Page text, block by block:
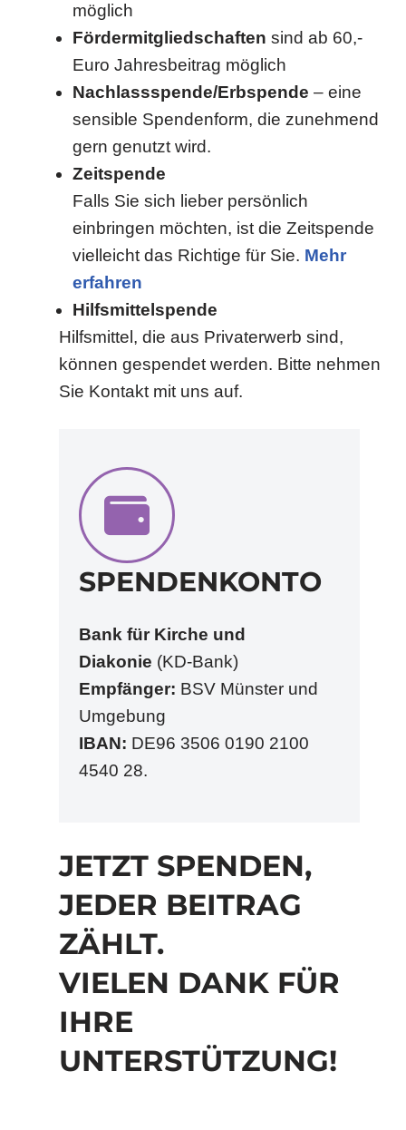
möglich
Fördermitgliedschaften sind ab 60,-
Euro Jahresbeitrag möglich
Nachlassspende/Erbspende – eine
sensible Spendenform, die zunehmend
gern genutzt wird.
Zeitspende
Falls Sie sich lieber persönlich
einbringen möchten, ist die Zeitspende
vielleicht das Richtige für Sie. Mehr
erfahren
Hilfsmittelspende
Hilfsmittel, die aus Privaterwerb sind,
können gespendet werden. Bitte nehmen
Sie Kontakt mit uns auf.
SPENDENKONTO
Bank für Kirche und
Diakonie (KD-Bank)
Empfänger: BSV Münster und
Umgebung
IBAN: DE96 3506 0190 2100
4540 28.
JETZT SPENDEN,
JEDER BEITRAG
ZÄHLT.
VIELEN DANK FÜR
IHRE
UNTERSTÜTZUNG!